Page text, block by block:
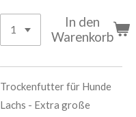
In den
Warenkorb
Trockenfutter für Hunde
Lachs - Extra große